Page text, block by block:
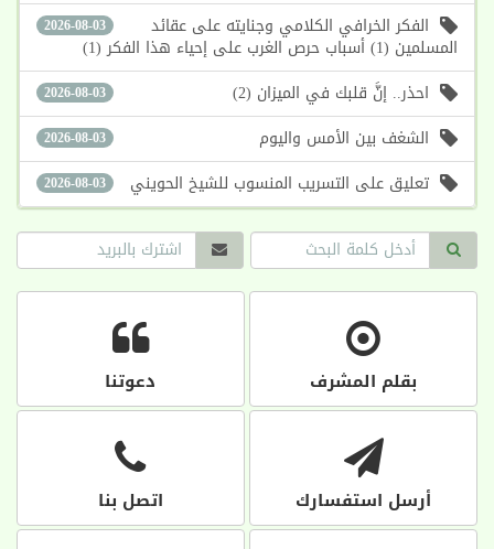
2026-08-03 الفكر الخرافي الكلامي وجنايته على عقائد
المسلمين (1) أسباب حرص الغرب على إحياء هذا الفكر (1)
2026-08-03 احذر.. إنَّ قلبك في الميزان (2)
2026-08-03 الشغف بين الأمس واليوم
2026-08-03 تعليق على التسريب المنسوب للشيخ الحويني
بقلم المشرف دعوتنا
أرسل استفسارك اتصل بنا